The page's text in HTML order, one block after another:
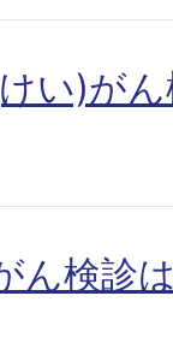
い)が
ん検診